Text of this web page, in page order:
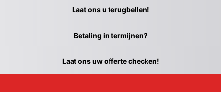
Laat ons u terugbellen!
Betaling in termijnen?
Laat ons uw offerte checken!